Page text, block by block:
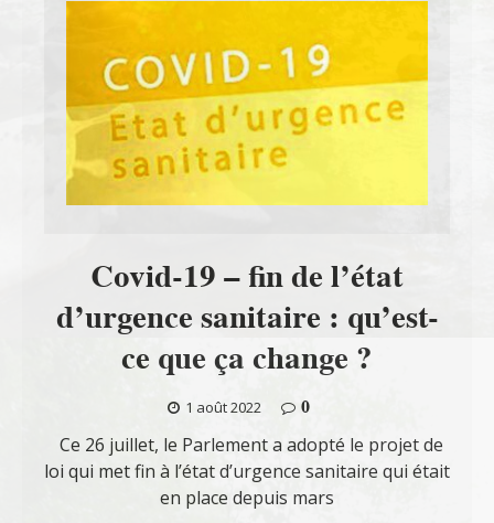
Covid-19 – fin de l’état
d’urgence sanitaire : qu’est-
ce que ça change ?
1 août 2022
0
Ce 26 juillet, le Parlement a adopté le projet de
loi qui met fin à l’état d’urgence sanitaire qui était
en place depuis mars